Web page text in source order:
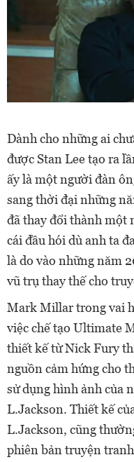
Dành cho những ai
được Stan Lee tạo ra
ấy là một người đàn
sang thời đại những
đã thay đổi thành một
cái đầu hói dù anh ta
là do vào những năm
vũ trụ thay thế cho
Mark Millar trong vai
việc chế tạo Ultimate
thiết kế từ Nick Fury
nguồn cảm hứng cho
sử dụng hình ảnh của
L.Jackson. Thiết kế
L.Jackson, cũng
phiên bản truyện